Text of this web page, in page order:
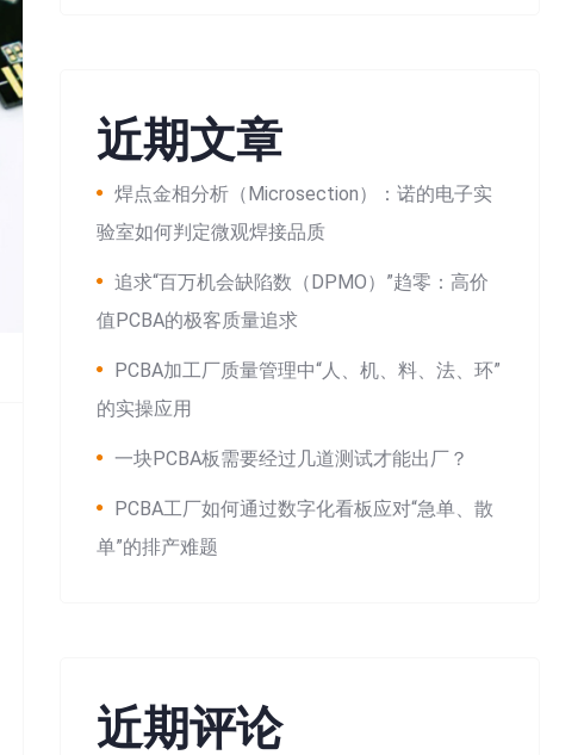
近期文章
焊点金相分析（Microsection）：诺的电子实
验室如何判定微观焊接品质
追求“百万机会缺陷数（DPMO）”趋零：高价
值PCBA的极客质量追求
PCBA加工厂质量管理中“人、机、料、法、环”
的实操应用
一块PCBA板需要经过几道测试才能出厂？
PCBA工厂如何通过数字化看板应对“急单、散
单”的排产难题
近期评论